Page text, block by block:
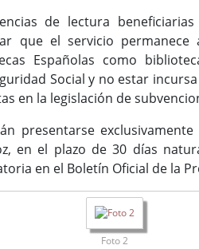
de lectura
que el servicio
Españolas como
Social y no estar
en la legislación de
presentarse
en el plazo de 30 días
en el Boletín Oficial de la
Foto 2